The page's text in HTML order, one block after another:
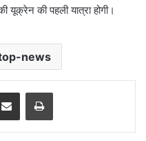
यूक्रेन की पहली यात्रा होगी।
news
Share via Email Print